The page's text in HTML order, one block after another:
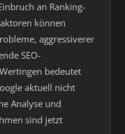
an Ranking-
können
aggressiverer
SEO-
bedeutet
aktuell nicht
Analyse und
sind jetzt